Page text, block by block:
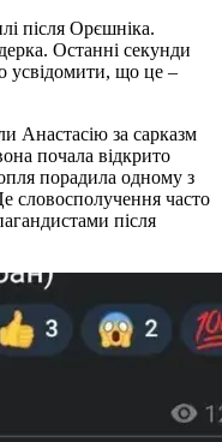
після Орєшніка.
Останні секунди
усвідомити, що це –
Анастасію за сарказм
почала відкрито
порадила одному з
словосполучення часто
після